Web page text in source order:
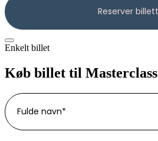
Enkelt billet
Køb billet til Masterclass